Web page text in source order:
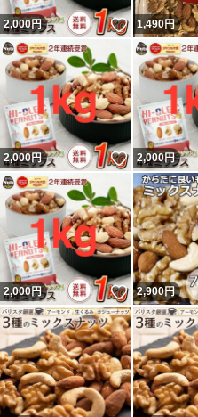
2,000円 いいね！
1,490円
2,000円 いいね！
2,000円
2,000円 いいね！
2,900円